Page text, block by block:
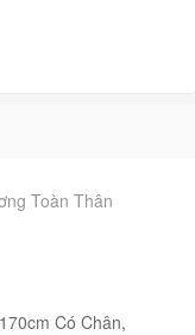
Toàn Thân
Có Chân,